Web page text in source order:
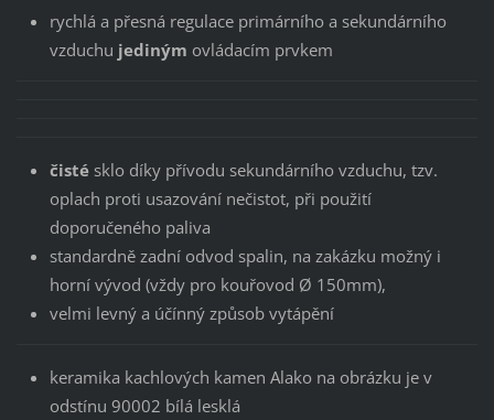
rychlá a přesná regulace primárního a sekundárního
vzduchu jediným ovládacím prvkem
čistésklo díky přívodu sekundárního vzduchu, tzv.
oplach proti usazování nečistot, při použití
doporučeného paliva
standardně zadní odvod spalin, na zakázku možný i
horní vývod (vždy pro kouřovod Ø 150mm),
velmi levný a účínný způsob vytápění
keramika kachlových kamen Alako na obrázku je v
odstínu 90002 bílá lesklá